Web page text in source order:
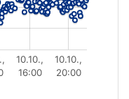
10.10.,
16:00
10.10.,
20:00